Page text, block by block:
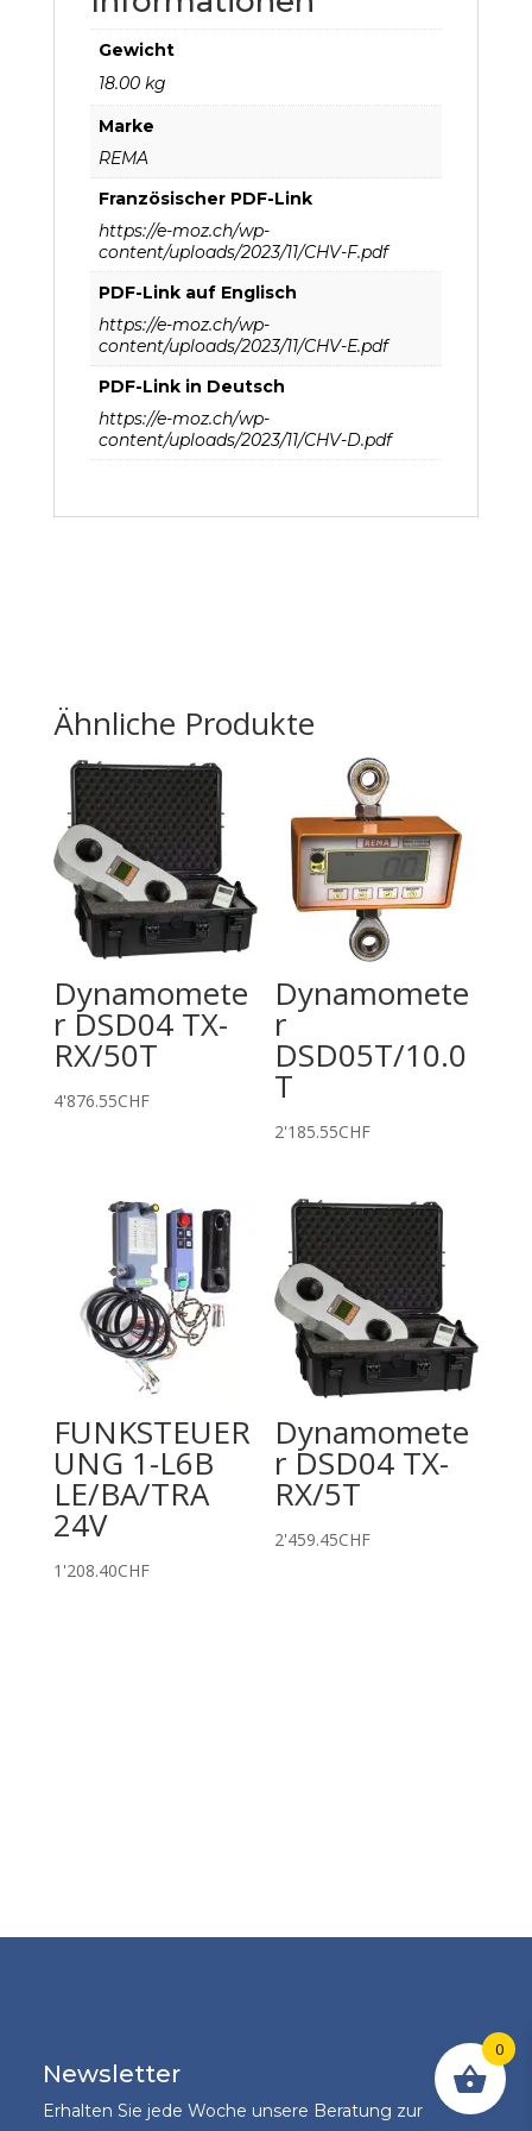
Gewicht
18.00 kg
Marke
REMA
Französischer PDF-Link
https://e-moz.ch/wp-
content/uploads/2023/11/CHV-F.pdf
PDF-Link auf Englisch
https://e-moz.ch/wp-
content/uploads/2023/11/CHV-E.pdf
PDF-Link in Deutsch
https://e-moz.ch/wp-
content/uploads/2023/11/CHV-D.pdf
Ähnliche Produkte
Dynamomete
r DSD04 TX-
RX/50T
4'876.55CHF
Dynamomete
r
DSD05T/10.0
T
2'185.55CHF
FUNKSTEUER
UNG 1-L6B
LE/BA/TRA
24V
1'208.40CHF
Dynamomete
r DSD04 TX-
RX/5T
2'459.45CHF
Newsletter
Erhalten Sie jede Woche unsere Beratung zur
0